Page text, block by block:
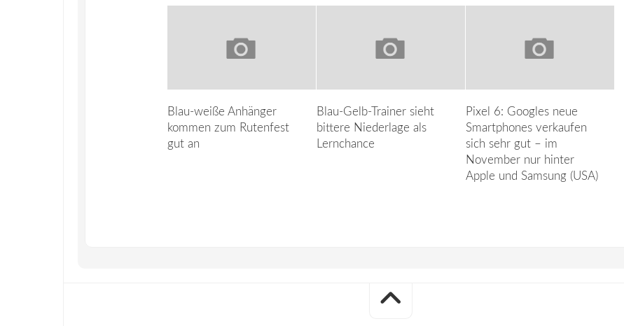
Blau-weiße Anhänger
kommen zum Rutenfest
gut an
Blau-Gelb-Trainer sieht
bittere Niederlage als
Lernchance
Pixel 6: Googles neue
Smartphones verkaufen
sich sehr gut – im
November nur hinter
Apple und Samsung (USA)